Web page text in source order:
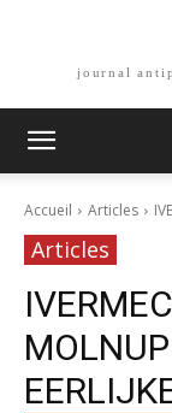
journal
Accueil Articles
Articles